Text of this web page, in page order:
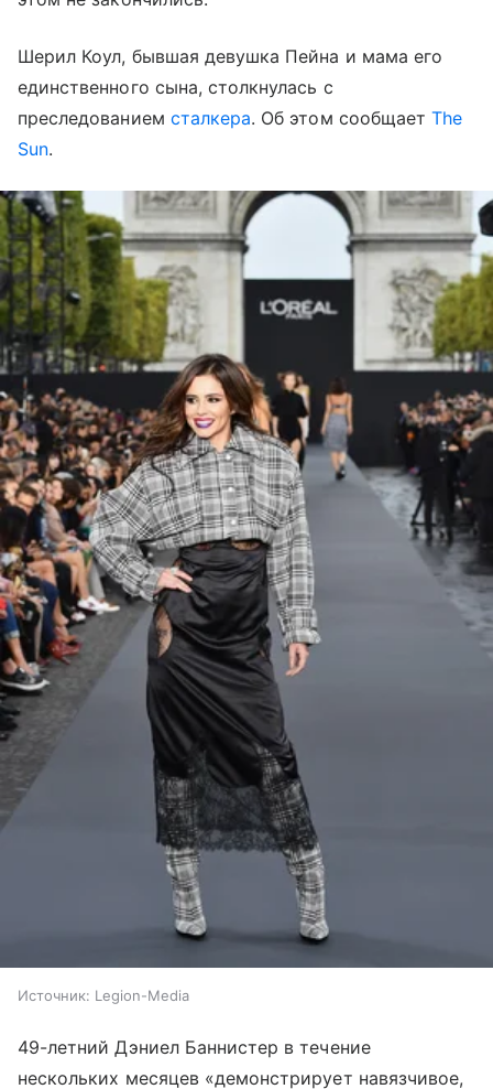
Шерил Коул, бывшая девушка Пейна и мама его
единственного сына, столкнулась с
преследованием сталкера. Об этом сообщаетThe
Sun.
Источник: Legion-Media
49-летний Дэниел Баннистер в течение
нескольких месяцев «демонстрирует навязчивое,